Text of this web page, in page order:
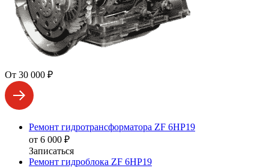
От 30 000 ₽
Ремонт гидротрансформатора ZF 6HP19
от 6 000 ₽
Записаться
Ремонт гидроблока ZF 6HP19